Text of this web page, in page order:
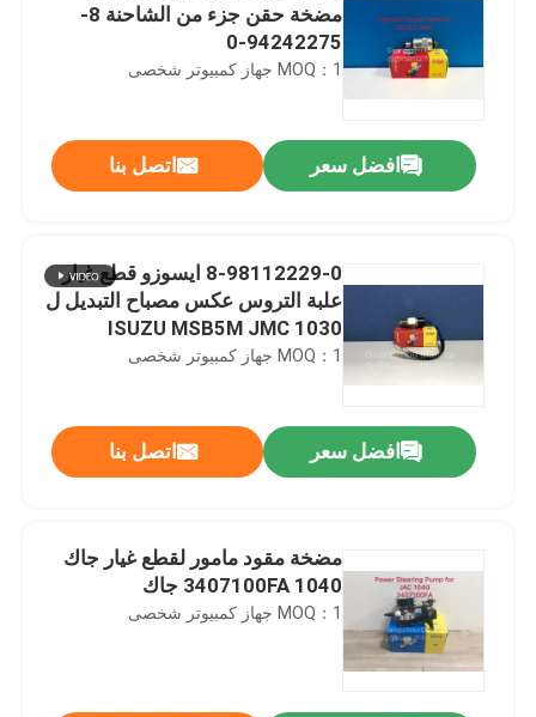
مضخة حقن جزء من الشاحنة 8-
94242275-0
MOQ：1 جهاز كمبيوتر شخصى
افضل سعر اتصل بنا
8-98112229-0 ايسوزو قطع غيار
علبة التروس عكس مصباح التبديل ل
ISUZU MSB5M JMC 1030
MOQ：1 جهاز كمبيوتر شخصى
افضل سعر اتصل بنا
مضخة مقود مامور لقطع غيار جاك
1040 3407100FA جاك
MOQ：1 جهاز كمبيوتر شخصى